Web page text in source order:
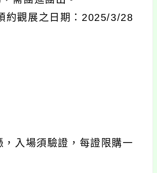
約觀展之日期：2025/3/28
入場須驗證，每證限購一